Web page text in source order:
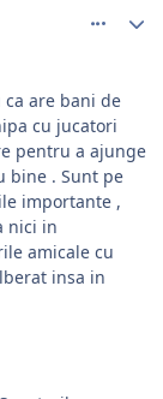
are bani de
cu jucatori
pentru a ajunge
bine . Sunt pe
importante ,
nici in
amicale cu
insa in